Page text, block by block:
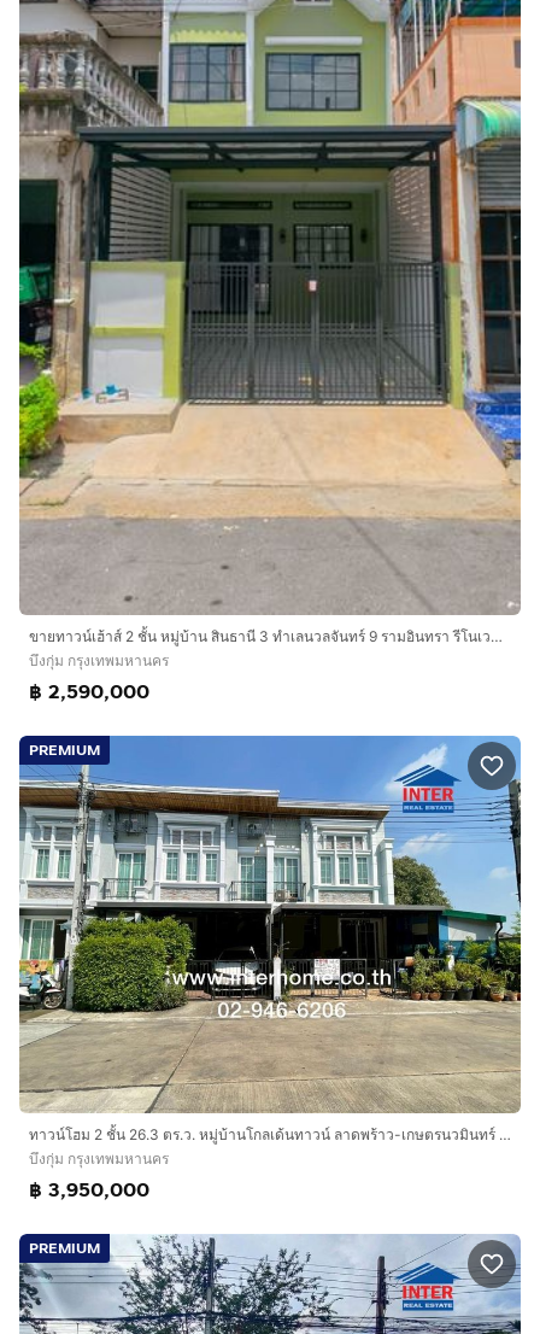
ขายทาวน์เฮ้าส์ 2 ชั้น หมู่บ้าน สินธานี 3 ทำเลนวลจันทร์ 9 รามอินทรา รีโนเวทใหม่พร้อมอยู่
บึงกุ่ม กรุงเทพมหานคร
฿ 2,590,000
PREMIUM
ทาวน์โฮม 2 ชั้น 26.3 ตร.ว. หมู่บ้านโกลเด้นทาวน์ ลาดพร้าว-เกษตรนวมินทร์ ซอยนวมินทร์42 แยก27 ถนนนวมินทร์ ถนนเสรีไทย เขตบึงกุ่ม กรุงเทพมหานคร
บึงกุ่ม กรุงเทพมหานคร
฿ 3,950,000
PREMIUM